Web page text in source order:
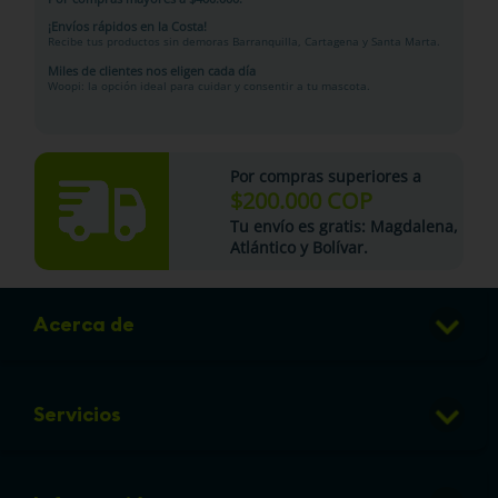
¡Envíos rápidos en la Costa!
Recibe tus productos sin demoras Barranquilla, Cartagena y Santa Marta.
Miles de clientes nos eligen cada día
Woopi: la opción ideal para cuidar y consentir a tu mascota.
Por compras superiores a
$200.000 COP
Tu envío es gratis: Magdalena,
Atlántico y Bolívar.
Acerca de
Club de Puntos
Servicios
Veterinaria